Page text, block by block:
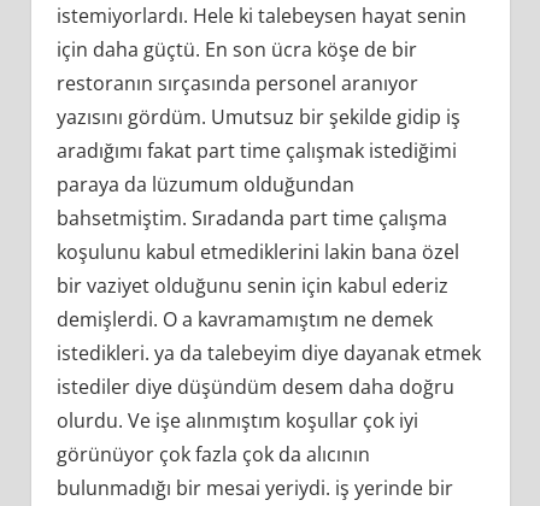
istemiyorlardı. Hele ki talebeysen hayat senin
için daha güçtü. En son ücra köşe de bir
restoranın sırçasında personel aranıyor
yazısını gördüm. Umutsuz bir şekilde gidip iş
aradığımı fakat part time çalışmak istediğimi
paraya da lüzumum olduğundan
bahsetmiştim. Sıradanda part time çalışma
koşulunu kabul etmediklerini lakin bana özel
bir vaziyet olduğunu senin için kabul ederiz
demişlerdi. O a kavramamıştım ne demek
istedikleri. ya da talebeyim diye dayanak etmek
istediler diye düşündüm desem daha doğru
olurdu. Ve işe alınmıştım koşullar çok iyi
görünüyor çok fazla çok da alıcının
bulunmadığı bir mesai yeriydi. iş yerinde bir